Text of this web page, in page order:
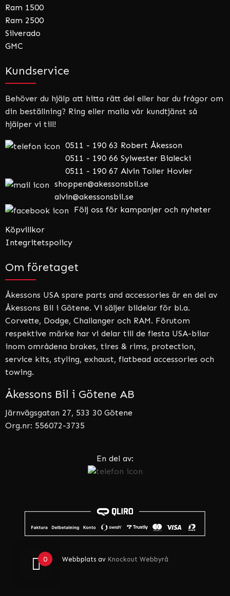
Ram 1500
Ram 2500
Silverado
GMC
Kundservice
Behöver du hjälp att hitta rätt del eller har du frågor om
din beställning? Ring eller maila vår kundtjänst så
hjälper vi till!
0511 - 190 63 Robert Åkesson
0511 - 190 66 Sylwester Bialecki
0511 - 190 67 Alvin Toller Hovler
shoppen@akessonsbil.se
alvin@akessonsbil.se
Följ oss för kampanjer och nyheter
Köpvillkor
Integritetspolicy
Om företaget
Åkessons USA spare parts and accessories är en del av
Åkessons Bil i Götene. Vi säljer bildelar för bl.a.
Corvette, Dodge, Challanger och RAM. Förutom
respektive märke har vi delar till de flesta USA-bilar
inom områdena brakes, tires & rims, protection,
service kits, styling, exhaust, flatbead accessories och
towing.
Åkessons Bil i Götene AB
Järnvägsgatan 27, 533 30 Götene
Org.nr: 556072-3735
En del av:
Webbplats av Knockout Webbyrå
0